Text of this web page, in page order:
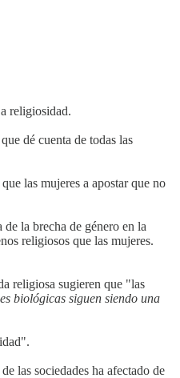
religiosidad.
que dé cuenta de todas las
las mujeres a apostar que no
la brecha de género en la
religiosos que las mujeres.
religiosa sugieren que "las
biológicas siguen siendo una
las sociedades ha afectado de